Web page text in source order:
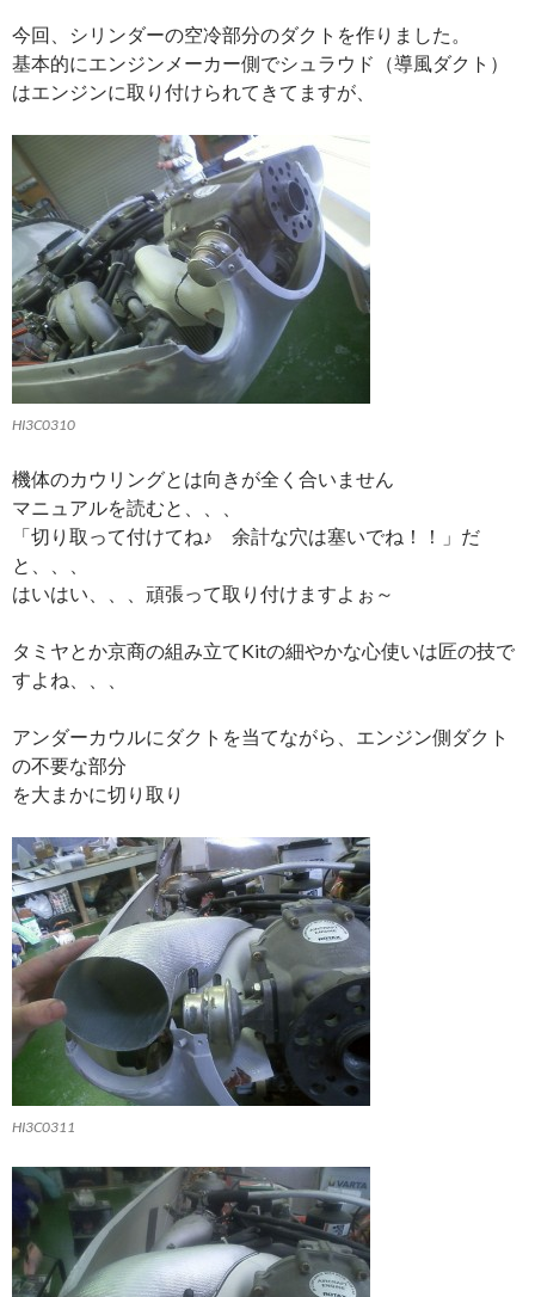
今回、シリンダーの空冷部分のダクトを作りました。
基本的にエンジンメーカー側でシュラウド（導風ダクト）
はエンジンに取り付けられてきてますが、
HI3C0310
機体のカウリングとは向きが全く合いません
マニュアルを読むと、、、
「切り取って付けてね♪ 余計な穴は塞いでね！！」だ
と、、、
はいはい、、、頑張って取り付けますよぉ～
タミヤとか京商の組み立てKitの細やかな心使いは匠の技で
すよね、、、
アンダーカウルにダクトを当てながら、エンジン側ダクト
の不要な部分
を大まかに切り取り
HI3C0311